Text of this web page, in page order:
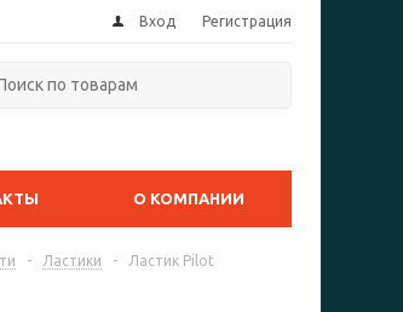
Вход Регистрация
О КОМПАНИИ
- Ластики -
Ластик Pilot